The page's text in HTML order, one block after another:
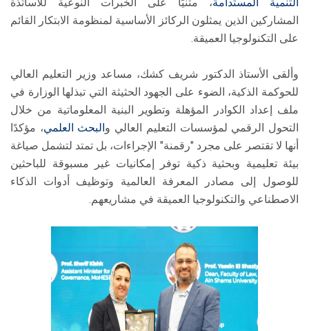
التنمية المستدامة، مثنيًا على الخبرات النوعية للأساتذة
المشاركين الذين يمثلون الركائز الأساسية لمنظومة الابتكار القائم
على التكنولوجيا العميقة.
وألقى الأستاذ الدكتور شريف كشك، مساعد وزير التعليم العالي
للحوكمة الذكية، الضوء على الجهود الحثيثة التي تبذلها الوزارة في
ملف إعداد الكوادر المؤهلة وتطوير البنية المعلوماتية من خلال
التحول الرقمي لمؤسسات التعليم العالي و البحث العلمي، مؤكدًا
أنها لا تقتصر على مجرد "رقمنة" الإجراءات، بل تمتد لتشمل صياغة
بيئة تعليمية وبحثية ذكية توفر إمكانيات غير مسبوقة للباحثين
للوصول إلى مصادر المعرفة العالمية وتوظيف أدوات الذكاء
الاصطناعي والتكنولوجيا العميقة في مشاريعهم.